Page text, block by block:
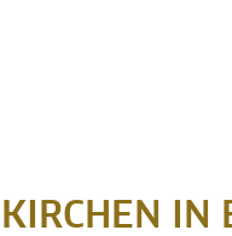
KIRCHEN IN